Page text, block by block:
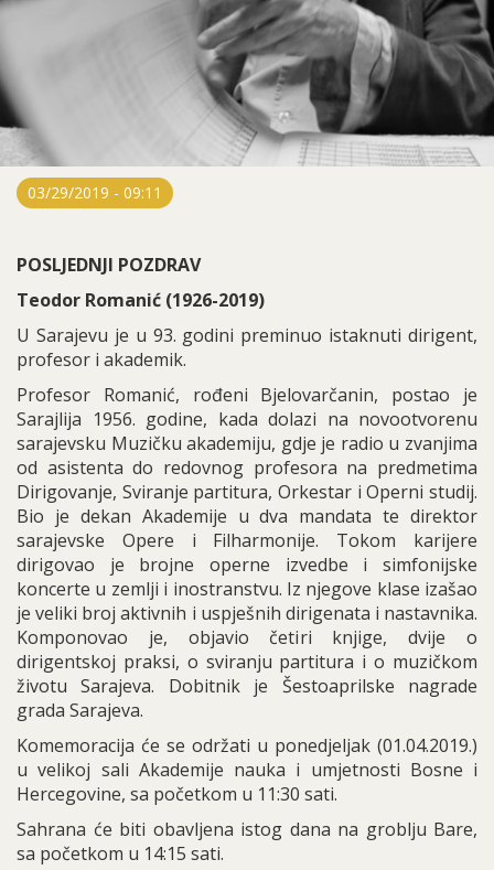
03/29/2019 - 09:11
POSLJEDNJI POZDRAV
Teodor Romanić (1926-2019)
U Sarajevu je u 93. godini preminuo istaknuti dirigent,
profesor i akademik.
Profesor Romanić, rođeni Bjelovarčanin, postao je
Sarajlija 1956. godine, kada dolazi na novootvorenu
sarajevsku Muzičku akademiju, gdje je radio u zvanjima
od asistenta do redovnog profesora na predmetima
Dirigovanje, Sviranje partitura, Orkestar i Operni studij.
Bio je dekan Akademije u dva mandata te direktor
sarajevske Opere i Filharmonije. Tokom karijere
dirigovao je brojne operne izvedbe i simfonijske
koncerte u zemlji i inostranstvu. Iz njegove klase izašao
je veliki broj aktivnih i uspješnih dirigenata i nastavnika.
Komponovao je, objavio četiri knjige, dvije o
dirigentskoj praksi, o sviranju partitura i o muzičkom
životu Sarajeva. Dobitnik je Šestoaprilske nagrade
grada Sarajeva.
Komemoracija će se održati u ponedjeljak (01.04.2019.)
u velikoj sali Akademije nauka i umjetnosti Bosne i
Hercegovine, sa početkom u 11:30 sati.
Sahrana će biti obavljena istog dana na groblju Bare,
sa početkom u 14:15 sati.